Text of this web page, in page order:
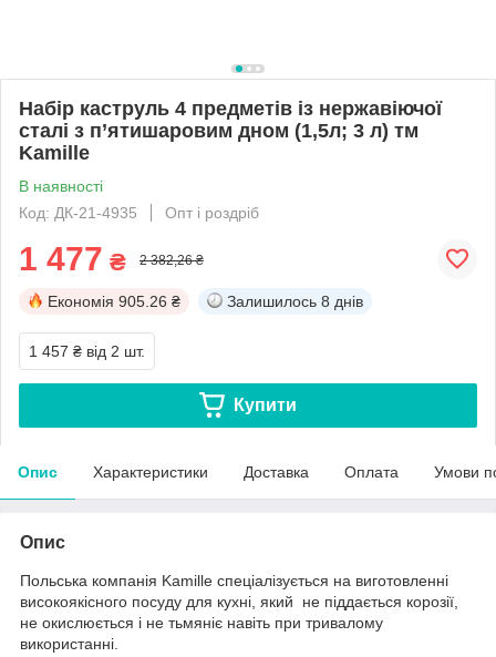
Набір каструль 4 предметів із нержавіючої
сталі з п’ятишаровим дном (1,5л; 3 л) тм
Kamille
В наявності
Код: ДК-21-4935
Опт і роздріб
1 477 ₴ 2 382,26 ₴
Економія 905.26 ₴ Залишилось 8 днів
1 457 ₴ від 2 шт.
Купити
Опис Характеристики Доставка Оплата Умови
Опис
Польська компанія Kamille спеціалізується на виготовленні
високоякісного посуду для кухні, який не піддається корозії,
не окислюється і не тьмяніє навіть при тривалому
використанні.